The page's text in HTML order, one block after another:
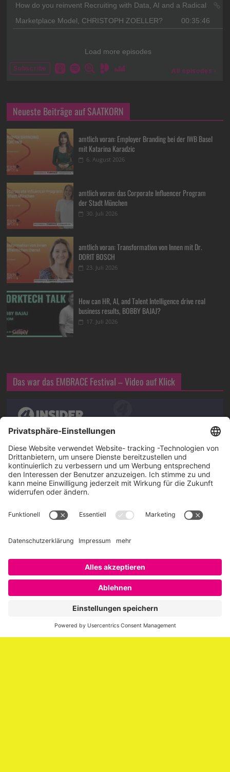
Neueste Beiträge auf SAATKORN
amtlich voran: Employer Branding bei der IWB Basel
mit Katarina Karadzic
6. August 2026
amtlich voran: das Corporate Influencer Program
der Stadt München
30. Juli 2026
amtlich voran: Transformation von Innen mit Dr.
DORIT BOSCH
23. Juli 2026
How can HR, AI, and Talent Intelligence drive real
business results, BOBBY BAJAJ?
17. Juli 2026
Das war das EMBRACE Festival – Video auf Klick
Über SAATKORN
SAATKORN ist der Blog von Gero Hesse. Seit 2009 schreibt
er über die Themen Employer Branding,